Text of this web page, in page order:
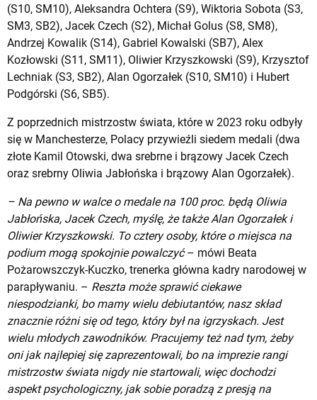
(S10, SM10), Aleksandra Ochtera (S9), Wiktoria Sobota (S3,
SM3, SB2), Jacek Czech (S2), Michał Golus (S8, SM8),
Andrzej Kowalik (S14), Gabriel Kowalski (SB7), Alex
Kozłowski (S11, SM11), Oliwier Krzyszkowski (S9), Krzysztof
Lechniak (S3, SB2), Alan Ogorzałek (S10, SM10) i Hubert
Podgórski (S6, SB5).
Z poprzednich mistrzostw świata, które w 2023 roku odbyły
się w Manchesterze, Polacy przywieźli siedem medali (dwa
złote Kamil Otowski, dwa srebrne i brązowy Jacek Czech
oraz srebrny Oliwia Jabłońska i brązowy Alan Ogorzałek).
– Na pewno w walce o medale na 100 proc. będą Oliwia
Jabłońska, Jacek Czech, myślę, że także Alan Ogorzałek i
Oliwier Krzyszkowski. To cztery osoby, które o miejsca na
podium mogą spokojnie powalczyć– mówi Beata
Pożarowszczyk-Kuczko, trenerka główna kadry narodowej w
parapływaniu. – Reszta może sprawić ciekawe
niespodzianki, bo mamy wielu debiutantów, nasz skład
znacznie różni się od tego, który był na igrzyskach. Jest
wielu młodych zawodników. Pracujemy też nad tym, żeby
oni jak najlepiej się zaprezentowali, bo na imprezie rangi
mistrzostw świata nigdy nie startowali, więc dochodzi
aspekt psychologiczny, jak sobie poradzą z presją na